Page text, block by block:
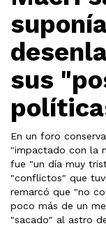
sus
En un foro
"impactado con la
fue "un día muy
"conflictos" que
remarcó que "no
poco más de un
"sacado" al astro